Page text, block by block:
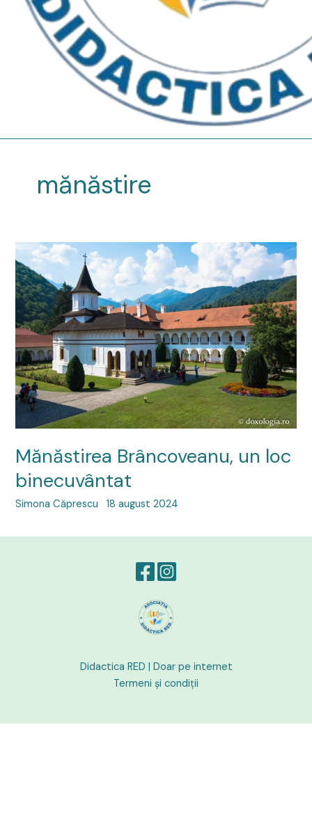
mănăstire
Mănăstirea Brâncoveanu, un loc
binecuvântat
Simona Căprescu 18 august 2024
Didactica RED | Doar pe internet
Termeni și condiții